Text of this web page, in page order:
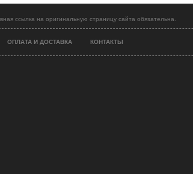
ссылка на оригинальную страницу сайта обязательна.
ОПЛАТА И ДОСТАВКА КОНТАКТЫ